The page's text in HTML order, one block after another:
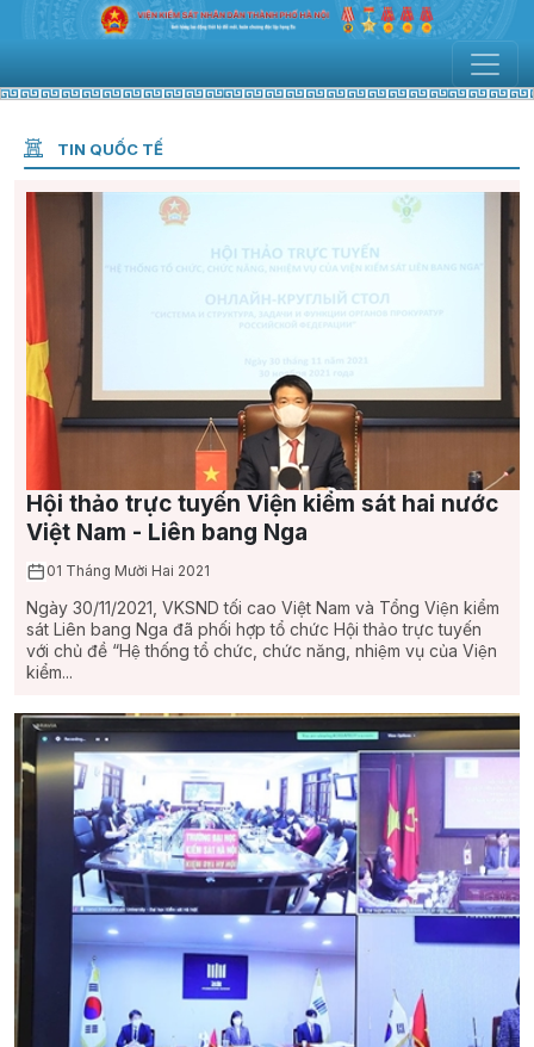
TIN QUỐC TẾ
Hội thảo trực tuyến Viện kiểm sát hai nước
Việt Nam - Liên bang Nga
01 Tháng Mười Hai 2021
Ngày 30/11/2021, VKSND tối cao Việt Nam và Tổng Viện kiểm
sát Liên bang Nga đã phối hợp tổ chức Hội thảo trực tuyến
với chủ đề “Hệ thống tổ chức, chức năng, nhiệm vụ của Viện
kiểm...